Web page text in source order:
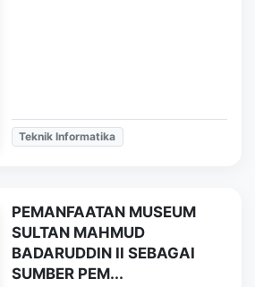
Teknik Informatika
PEMANFAATAN MUSEUM
SULTAN MAHMUD
BADARUDDIN II SEBAGAI
SUMBER PEM...